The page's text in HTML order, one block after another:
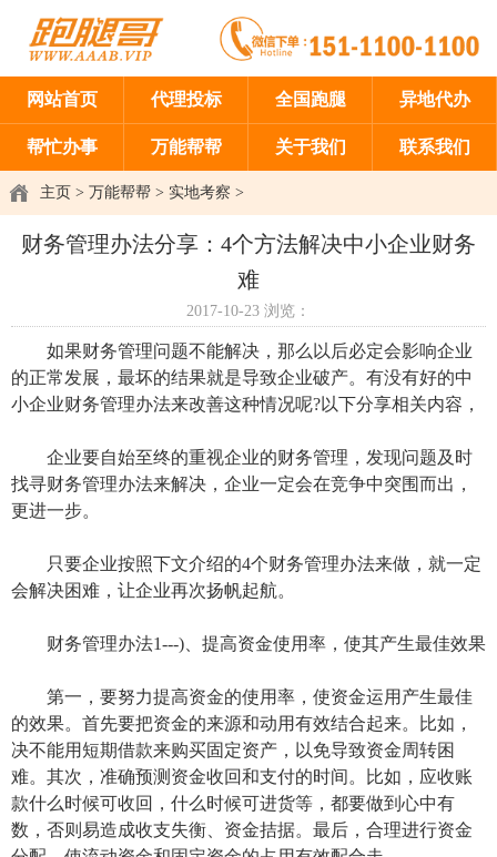
网站首页 代理投标 全国跑腿 异地代办
帮忙办事 万能帮帮 关于我们 联系我们
主页 > 万能帮帮 > 实地考察 >
财务管理办法分享：4个方法解决中小企业财务
难
2017-10-23 浏览：
如果财务管理问题不能解决，那么以后必定会影响企业
的正常发展，最坏的结果就是导致企业破产。有没有好的中
小企业财务管理办法来改善这种情况呢?以下分享相关内容，
企业要自始至终的重视企业的财务管理，发现问题及时
找寻财务管理办法来解决，企业一定会在竞争中突围而出，
更进一步。
只要企业按照下文介绍的4个财务管理办法来做，就一定
会解决困难，让企业再次扬帆起航。
财务管理办法1---)、提高资金使用率，使其产生最佳效果
第一，要努力提高资金的使用率，使资金运用产生最佳
的效果。首先要把资金的来源和动用有效结合起来。比如，
决不能用短期借款来购买固定资产，以免导致资金周转困
难。其次，准确预测资金收回和支付的时间。比如，应收账
款什么时候可收回，什么时候可进货等，都要做到心中有
数，否则易造成收支失衡、资金拮据。最后，合理进行资金